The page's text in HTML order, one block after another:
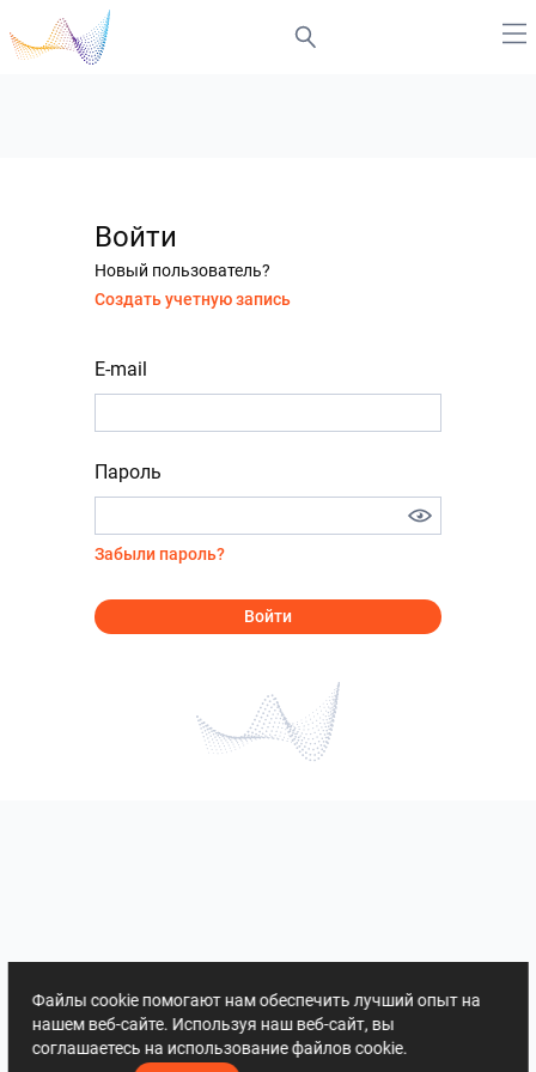
Войти
Новый пользователь?
Создать учетную запись
E-mail
Пароль
Забыли пароль?
Войти
Файлы cookie помогают нам обеспечить лучший опыт на
нашем веб-сайте. Используя наш веб-сайт, вы
соглашаетесь на использование файлов cookie.